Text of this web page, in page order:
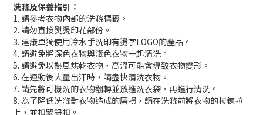
洗滌及保養指引：
1. 請參考衣物內部的洗滌標籤。
2. 請勿直接熨燙印花部份。
3. 建議單獨使用冷水手洗印有燙字LOGO的產品。
4. 請避免將深色衣物與淺色衣物一起清洗。
5. 請避免以熱風烘乾衣物，高溫可能會導致衣物變形。
6. 在運動後大量出汗時，請盡快清洗衣物。
7. 請先將可機洗的衣物翻轉並放進洗衣袋，再進行清洗。
8. 為了降低洗滌對衣物造成的磨損，請在洗滌前將衣物的拉鍊拉
上，並扣緊鈕扣。